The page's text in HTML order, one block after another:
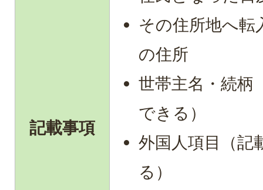
記載事項
その住所地へ転
の住所
世帯主名・続柄
できる）
外国人項目（記
る）